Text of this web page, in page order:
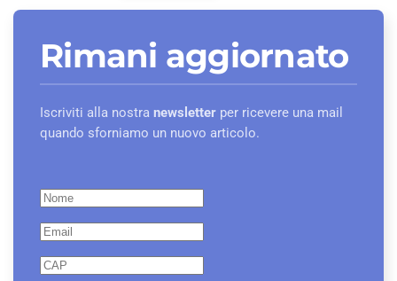
Rimani aggiornato
Iscriviti alla nostra newsletter per ricevere una mail
quando sforniamo un nuovo articolo.